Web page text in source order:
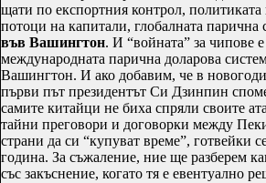
щати по експортния контрол,
потоци на капитали, глобалната
във Вашингтон. И “войната” за чипове
международната парична доларова
Вашингтон. И ако добавим, че в
първи път президентът Си Дзинпин
самите китайци не биха спряли своите
тайни преговори и договорки между
страни да си “купуват време”, готвейки
година. За съжаление, ние ще разберем
със закъснение, когато тя е евентуално